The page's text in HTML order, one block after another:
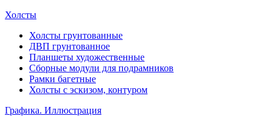
Холсты
Холсты грунтованные
ДВП грунтованное
Планшеты художественные
Сборные модули для подрамников
Рамки багетные
Холсты c эскизом, контуром
Графика. Иллюстрация